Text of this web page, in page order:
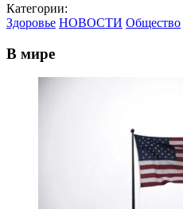
Категории:
Здоровье НОВОСТИ Общество
В мире